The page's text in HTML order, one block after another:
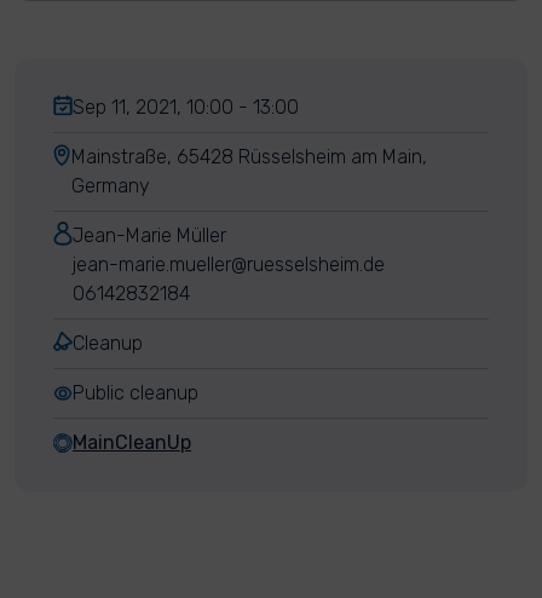
Sep 11, 2021, 10:00 - 13:00
Mainstraße, 65428 Rüsselsheim am Main,
Germany
Jean-Marie Müller
jean-marie.mueller@ruesselsheim.de
06142832184
Cleanup
Public cleanup
MainCleanUp